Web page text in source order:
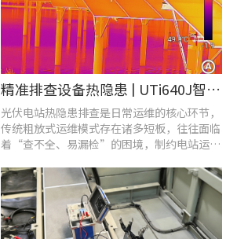
​精准排查设备热隐患 | UTi640J智能型红外热成像仪赋能光伏电站高效运维
光伏电站热隐患排查是日常运维的核心环节，
传统粗放式运维模式存在诸多短板，往往面临
着“查不全、易漏检”的困境，制约电站运维